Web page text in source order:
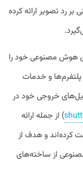
رد تصویر ارائه کرده
هوش مصنوعی خود را
پلتفرم‌ها و خدمات
خروجی خود در
) از جمله ارائه
کرده‌اند و هدف از
از ساخته‌های